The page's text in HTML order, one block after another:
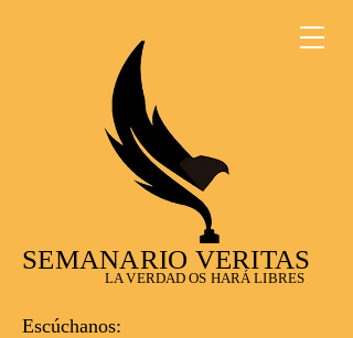
SEMANARIO VERITAS
LA VERDAD OS HARÁ LIBRES
Escúchanos: